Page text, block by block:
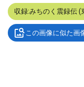
収録:みちのく震録伝
この画像に似た画